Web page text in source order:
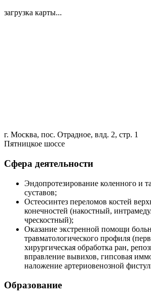
загрузка карты...
г. Москва, пос. Отрадное, влд. 2, стр. 1
Пятницкое шоссе
Сфера деятельности
Эндопротезирование коленного и
суставов;
Остеосинтез переломов костей
конечностей (накостный,
чрескостный);
Оказание экстренной помощи
травматологического профиля
хирургическая обработка ран,
вправление вывихов, гипсовая
наложение артериовенозной
Образование